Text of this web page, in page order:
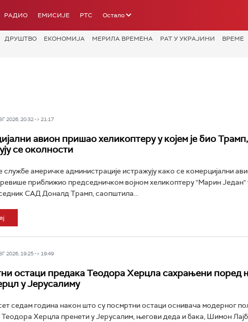
РАДИО ЕМИСИЈЕ РТС Остало
ДРУШТВО ЕКОНОМИЈА МЕРИЛА ВРЕМЕНА РАТ У УКРАЈИНИ ВРЕМЕ
2026, 20:32 -> 21:17
авион пришао хеликоптеру у којем је био Трамп,
се околности
америчке администрације истражују како се комерцијални
приближио председничком војном хеликоптеру "Марин Један"
САД Доналд Трамп, саопштила...
2026, 19:25 -> 19:49
остаци предака Теодора Херцла сахрањени поред
у Јерусалиму
седам година након што су посмртни остаци оснивача модерног
Херцла пренети у Јерусалим, његови деда и бака, Шимон